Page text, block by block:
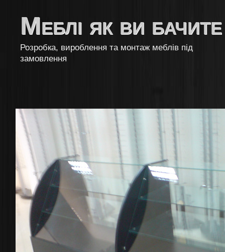
Меблі як ви бачите
Розробка, вироблення та монтаж меблів під
замовлення